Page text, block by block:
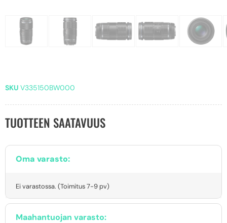
SKU V335150BW000
TUOTTEEN SAATAVUUS
Oma varasto:
Ei varastossa. (Toimitus 7-9 pv)
Maahantuojan varasto: